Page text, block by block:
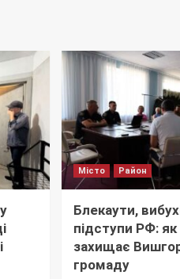
Місто Район
Блекаути,
підступи РФ: як
захищає
громаду